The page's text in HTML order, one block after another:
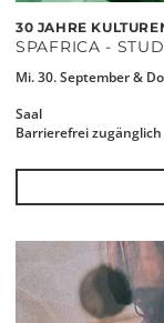
30 JAHRE
SPAFRICA -
Mi. 30. September &
Saal
Barrierefrei zugänglich